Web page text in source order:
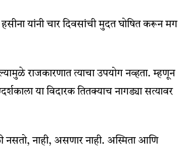
यांनी चार दिवसांची मुदत घोषित करून मग
राजकारणात त्याचा उपयोग नव्हता. म्हणून
या विदारक तितक्याच नागड्या सत्यावर
नसतो, नाही, असणार नाही. अस्मिता आणि